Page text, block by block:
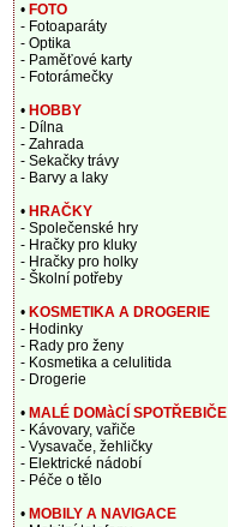
• FOTO
- Fotoaparáty
- Optika
- Paměťové karty
- Fotorámečky
• HOBBY
- Dílna
- Zahrada
- Sekačky trávy
- Barvy a laky
• HRAČKY
- Společenské hry
- Hračky pro kluky
- Hračky pro holky
- Školní potřeby
• KOSMETIKA A DROGERIE
- Hodinky
- Rady pro ženy
- Kosmetika a celulitida
- Drogerie
• MALÉ DOMàCÍ SPOTŘEBIČE
- Kávovary, vařiče
- Vysavače, žehličky
- Elektrické nádobí
- Péče o tělo
• MOBILY A NAVIGACE